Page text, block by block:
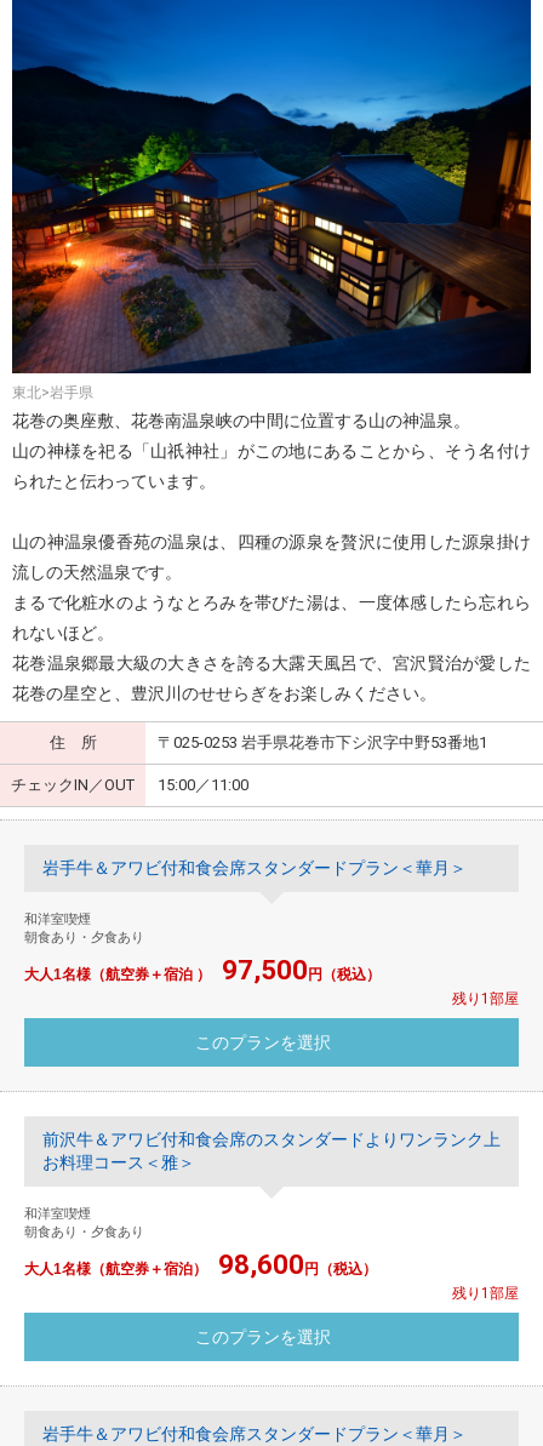
東北>岩手県
花巻の奥座敷、花巻南温泉峡の中間に位置する山の神温泉。
山の神様を祀る「山祇神社」がこの地にあることから、そう名付け
られたと伝わっています。
山の神温泉優香苑の温泉は、四種の源泉を贅沢に使用した源泉掛け
流しの天然温泉です。
まるで化粧水のようなとろみを帯びた湯は、一度体感したら忘れら
れないほど。
花巻温泉郷最大級の大きさを誇る大露天風呂で、宮沢賢治が愛した
花巻の星空と、豊沢川のせせらぎをお楽しみください。
住 所 〒025-0253 岩手県花巻市下シ沢字中野53番地1
チェックIN／OUT 15:00／11:00
岩手牛＆アワビ付和食会席スタンダードプラン＜華月＞
和洋室喫煙
朝食あり・夕食あり
大人1名様（航空券＋宿泊 ） 97,500 円（税込）
残り1部屋
前沢牛＆アワビ付和食会席のスタンダードよりワンランク上
お料理コース＜雅＞
和洋室喫煙
朝食あり・夕食あり
大人1名様（航空券＋宿泊） 98,600 円（税込）
残り1部屋
岩手牛＆アワビ付和食会席スタンダードプラン＜華月＞